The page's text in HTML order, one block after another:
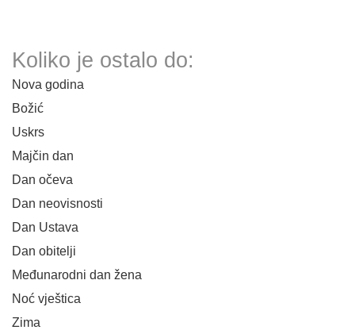
Koliko je ostalo do:
Nova godina
Božić
Uskrs
Majčin dan
Dan očeva
Dan neovisnosti
Dan Ustava
Dan obitelji
Međunarodni dan žena
Noć vještica
Zima